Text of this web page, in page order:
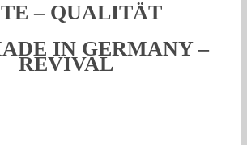
– QUALITÄT
IN GERMANY –
REVIVAL